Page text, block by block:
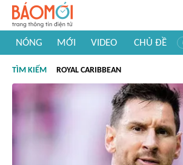
NÓNG MỚI VIDEO CHỦ ĐỀ
#Khám phá thế giới
TÌM KIẾM ROYAL CARIBBEAN